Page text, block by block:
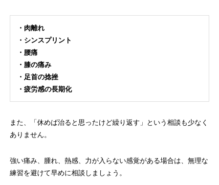
・肉離れ
・シンスプリント
・腰痛
・膝の痛み
・足首の捻挫
・疲労感の長期化
また、「休めば治ると思ったけど繰り返す」という相談も少なく
ありません。
強い痛み、腫れ、熱感、力が入らない感覚がある場合は、無理な
練習を避けて早めに相談しましょう。